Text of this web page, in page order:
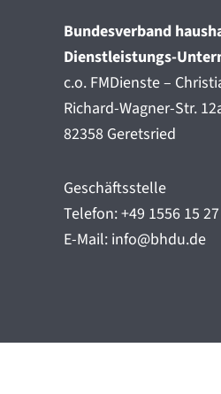
Bundesverband
Dienstleistungs-
c.o. FMDienste –
Richard-Wagner-Str.
82358 Geretsried
Geschäftsstelle
Telefon: +49 1556 15
E-Mail: info@bhdu.de